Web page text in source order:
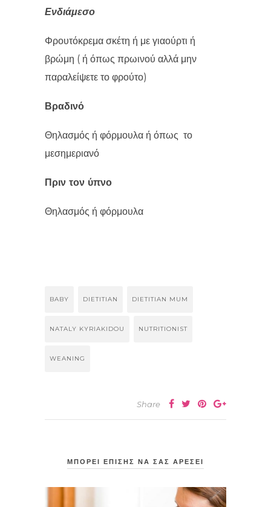
Ενδιάμεσο
Φρουτόκρεμα σκέτη ή με γιαούρτι ή
βρώμη ( ή όπως πρωινού αλλά μην
παραλείψετε το φρούτο)
Βραδινό
Θηλασμός ή φόρμουλα ή όπως το
μεσημεριανό
Πριν τον ύπνο
Θηλασμός ή φόρμουλα
BABY DIETITIAN DIETITIAN MUM
NATALY KYRIAKIDOU NUTRITIONIST
WEANING
Share
ΜΠΟΡΕΙ ΕΠΙΣΗΣ ΝΑ ΣΑΣ ΑΡΕΣΕΙ